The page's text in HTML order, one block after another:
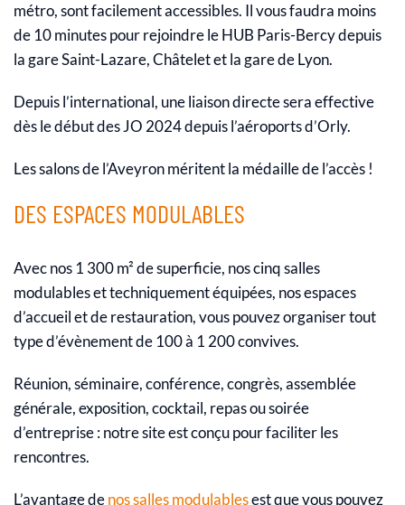
métro, sont facilement accessibles. Il vous faudra moins
de 10 minutes pour rejoindre le HUB Paris-Bercy depuis
la gare Saint-Lazare, Châtelet et la gare de Lyon.
Depuis l’international, une liaison directe sera effective
dès le début des JO 2024 depuis l’aéroports d’Orly.
Les salons de l’Aveyron méritent la médaille de l’accès !
DES ESPACES MODULABLES
Avec nos 1 300 m² de superficie, nos cinq salles
modulables et techniquement équipées, nos espaces
d’accueil et de restauration, vous pouvez organiser tout
type d’évènement de 100 à 1 200 convives.
Réunion, séminaire, conférence, congrès, assemblée
générale, exposition, cocktail, repas ou soirée
d’entreprise : notre site est conçu pour faciliter les
rencontres.
L’avantage denos salles modulablesest que vous pouvez